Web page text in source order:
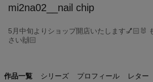
mi2na02__nail chip
5月中旬よりショップ開店いたします💅🏻🐰
さい🙌🏻
作品一覧 シリーズ プロフィール レター